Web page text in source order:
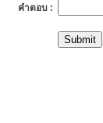
คำตอบ :